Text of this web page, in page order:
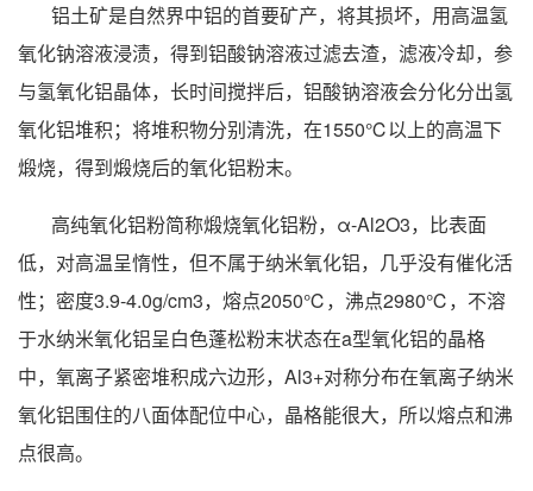
铝土矿是自然界中铝的首要矿产，将其损坏，用高温氢
氧化钠溶液浸渍，得到铝酸钠溶液过滤去渣，滤液冷却，参
与氢氧化铝晶体，长时间搅拌后，铝酸钠溶液会分化分出氢
氧化铝堆积；将堆积物分别清洗，在1550℃以上的高温下
煅烧，得到煅烧后的氧化铝粉末。
高纯氧化铝粉简称煅烧氧化铝粉，α-Al2O3，比表面
低，对高温呈惰性，但不属于纳米氧化铝，几乎没有催化活
性；密度3.9-4.0g/cm3，熔点2050℃，沸点2980℃，不溶
于水纳米氧化铝呈白色蓬松粉末状态在a型氧化铝的晶格
中，氧离子紧密堆积成六边形，Al3+对称分布在氧离子纳米
氧化铝围住的八面体配位中心，晶格能很大，所以熔点和沸
点很高。